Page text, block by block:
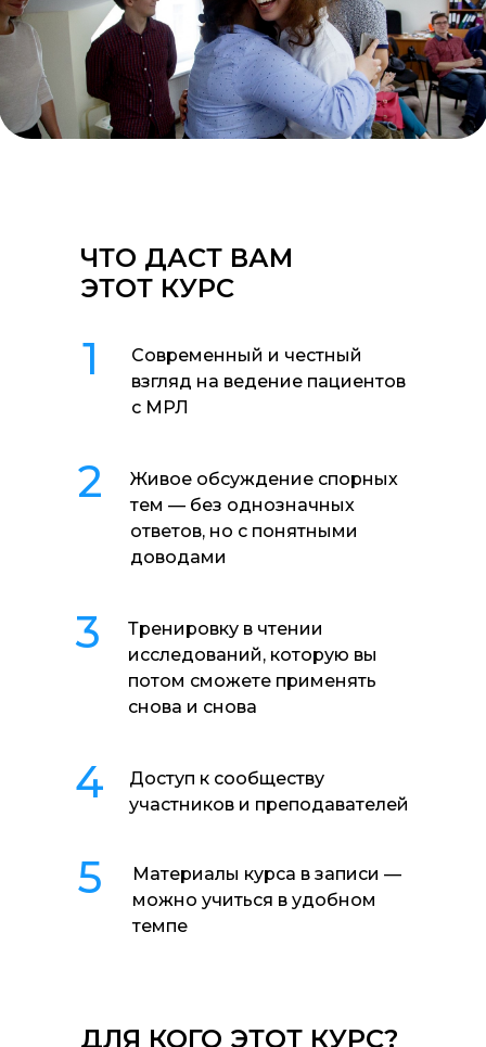
ЧТО ДАСТ ВАМ
ЭТОТ КУРС
1
Современный и честный
взгляд на ведение пациентов
с МРЛ
2
Живое обсуждение спорных
тем — без однозначных
ответов, но с понятными
доводами
5
Материалы курса в записи —
можно учиться в удобном
темпе
3
Тренировку в чтении
исследований, которую вы
потом сможете применять
снова и снова
4
Доступ к сообществу
участников и преподавателей
ДЛЯ КОГО ЭТОТ КУРС?